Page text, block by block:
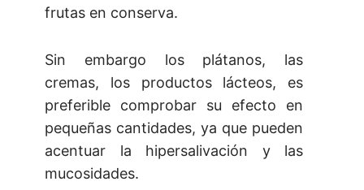
frutas en conserva.
Sin embargo los plátanos, las
cremas, los productos lácteos, es
preferible comprobar su efecto en
pequeñas cantidades, ya que pueden
acentuar la hipersalivación y las
mucosidades.